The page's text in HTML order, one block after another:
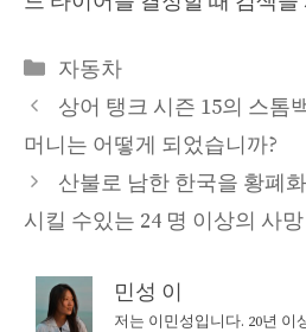
Categories
자동차
상어 탱크 시즌 15의 스톰
머니는 어떻게 되었습니까?
산불로 남한 한국을 황폐
시킬 수있는 24 명 이상의 사망
민성 이
저는 이민성입니다. 20년 이